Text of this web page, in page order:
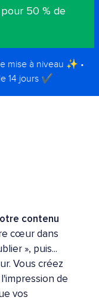
50 % de
mise à niveau ✨ •
14 jours ✔️
contenu
cœur dans
», puis...
Vous créez
de
vos